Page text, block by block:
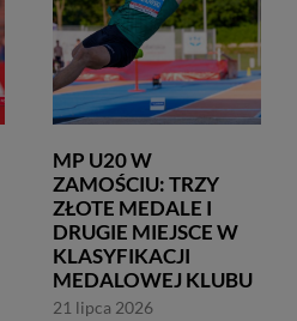
MP U20 W
ZAMOŚCIU: TRZY
ZŁOTE MEDALE I
DRUGIE MIEJSCE W
KLASYFIKACJI
MEDALOWEJ KLUBU
21 lipca 2026